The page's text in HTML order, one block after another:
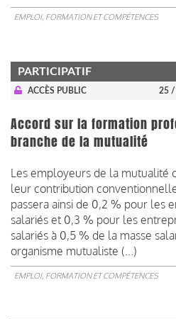
EMPLOI, FORMATION ET COMPÉTENCES
PARTICIPATIF
ACCÈS PUBLIC 25 /
Accord sur la formation
branche de la mutualité
Les employeurs de la mutualité
leur contribution
passera ainsi de 0,2 % pour les
salariés et 0,3 % pour les
salariés à 0,5 % de la masse
organisme mutualiste (...)
EMPLOI, FORMATION ET COMPÉTENCES